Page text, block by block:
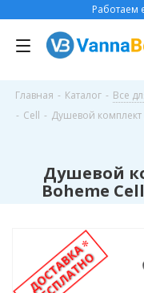
Работаем
Главная - Каталог - Все
- Cell - Душевой
Душевой
Boheme